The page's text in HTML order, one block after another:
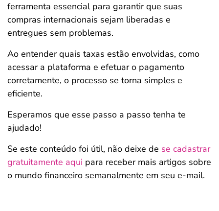
ferramenta essencial para garantir que suas
compras internacionais sejam liberadas e
entregues sem problemas.
Ao entender quais taxas estão envolvidas, como
acessar a plataforma e efetuar o pagamento
corretamente, o processo se torna simples e
eficiente.
Esperamos que esse passo a passo tenha te
ajudado!
Se este conteúdo foi útil, não deixe de se cadastrar
gratuitamente aqui para receber mais artigos sobre
o mundo financeiro semanalmente em seu e-mail.